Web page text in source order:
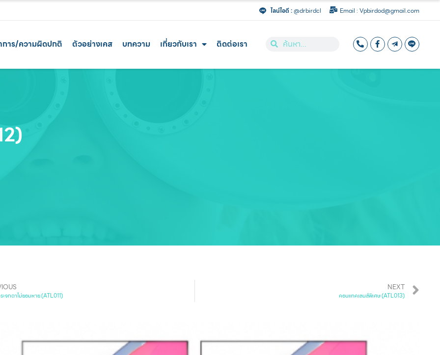
ไลน์ไอดี :@drbirdcl Email : Vpbirdod@gmail.com
การ/ความผิดปกติ ตัวอย่างเคส บทความ เกี่ยวกับเรา ติดต่อเรา
ะจกตาไม่ยอมหาย (ATL011)
NEXT
คอนแทคเลนส์พิเศษ (ATL013)